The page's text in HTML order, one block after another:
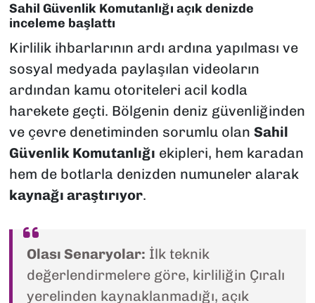
Sahil Güvenlik Komutanlığı açık denizde
inceleme başlattı
Kirlilik ihbarlarının ardı ardına yapılması ve
sosyal medyada paylaşılan videoların
ardından kamu otoriteleri acil kodla
harekete geçti. Bölgenin deniz güvenliğinden
ve çevre denetiminden sorumlu olan Sahil
Güvenlik Komutanlığı ekipleri, hem karadan
hem de botlarla denizden numuneler alarak
kaynağı araştırıyor.
Olası Senaryolar: İlk teknik
değerlendirmelere göre, kirliliğin Çıralı
yerelinden kaynaklanmadığı, açık